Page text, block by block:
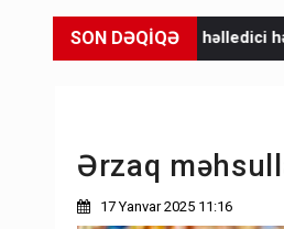
SON DƏQİQƏ
həlledici həftəsi... Gedişi var,
Ərzaq
17 Yanvar 2025 11:16